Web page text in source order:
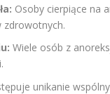
Osoby cierpiące na
zdrowotnych.
Wiele osób z
unikanie